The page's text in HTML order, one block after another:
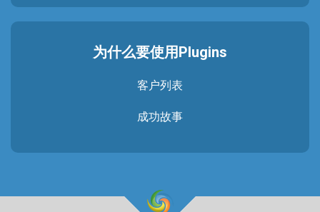
为什么要使用Plugins
客户列表
成功故事